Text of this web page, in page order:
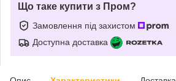
Що таке купити з Пром?
Замовлення під захистом
Доступна доставка